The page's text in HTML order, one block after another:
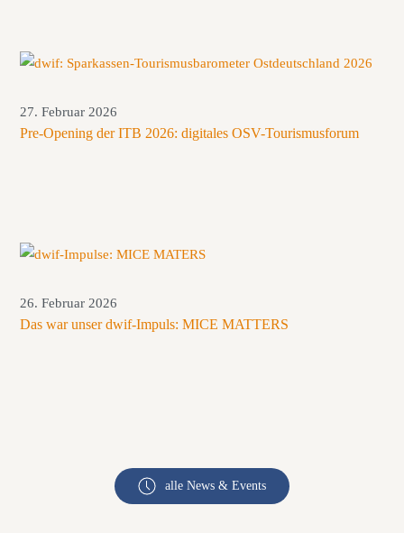
27. Februar 2026
Pre-Opening der ITB 2026: digitales OSV-Tourismusforum
26. Februar 2026
Das war unser dwif-Impuls: MICE MATTERS
alle News & Events